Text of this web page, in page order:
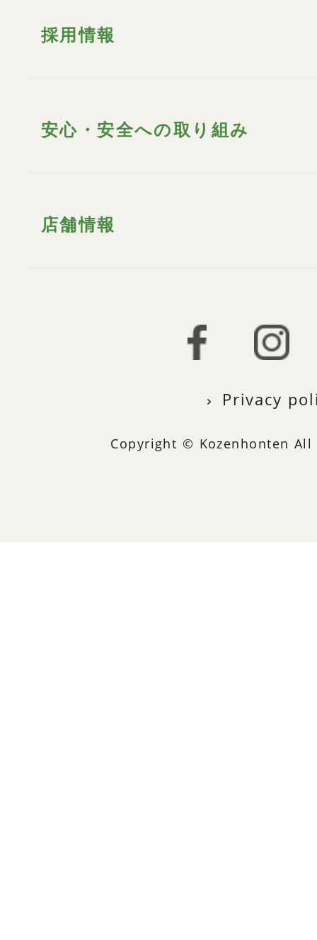
採用情報
安心・安全への取り組み
店舗情報
Privacy
Copyright © Kozenhonten All